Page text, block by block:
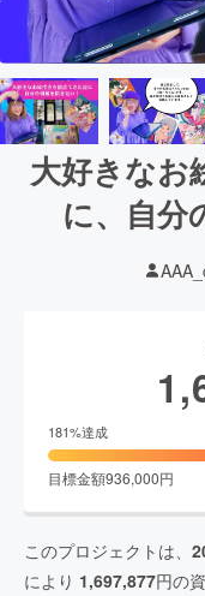
大好きなお
に、自分
181%達成
目標金額936,000円
このプロジェクトは、
により 1,697,877円の